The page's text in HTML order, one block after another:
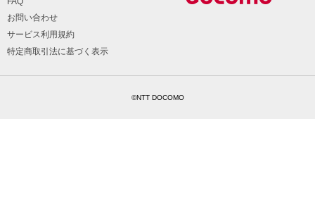
お問い合わせ
サービス利用規約
特定商取引法に基づく表示
©NTT DOCOMO